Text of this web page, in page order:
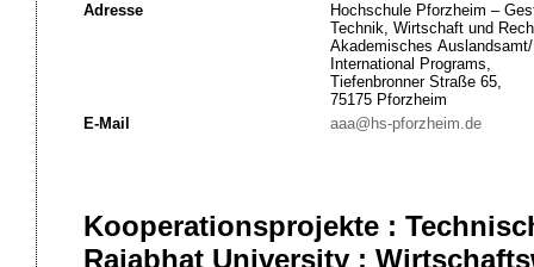
Adresse
Hochschule Pforzheim –
Technik, Wirtschaft und
Akademisches Auslandsamt/
International Programs,
Tiefenbronner Straße 65,
75175 Pforzheim
E-Mail
aaa@hs-pforzheim.de
Kooperationsprojekte :
Rajabhat University :